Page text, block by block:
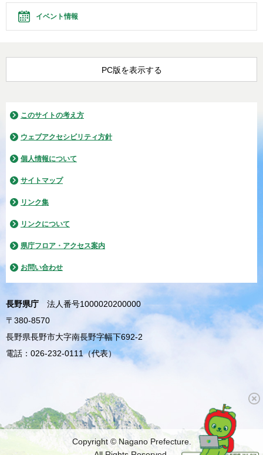
イベント情報
PC版を表示する
このサイトの考え方
ウェブアクセシビリティ方針
個人情報について
サイトマップ
リンク集
リンクについて
県庁フロア・アクセス案内
お問い合わせ
長野県庁
法人番号1000020200000
〒380-8570
長野県長野市大字南長野字幅下692-2
電話：026-232-0111（代表）
Copyright © Nagano Prefecture.